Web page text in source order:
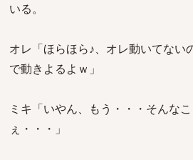
いる。
オレ「ほらほら♪、オレ動いてない
で動きよるよｗ」
ミキ「いやん、もう・・・そんな
ぇ・・・」